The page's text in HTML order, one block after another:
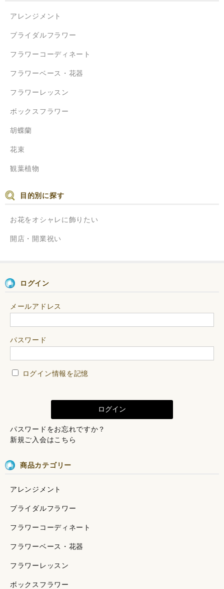
アレンジメント
ブライダルフラワー
フラワーコーディネート
フラワーベース・花器
フラワーレッスン
ボックスフラワー
胡蝶蘭
花束
観葉植物
目的別に探す
お花をオシャレに飾りたい
開店・開業祝い
ログイン
メールアドレス
パスワード
ログイン情報を記憶
パスワードをお忘れですか？
新規ご入会はこちら
商品カテゴリー
アレンジメント
ブライダルフラワー
フラワーコーディネート
フラワーベース・花器
フラワーレッスン
ボックスフラワー